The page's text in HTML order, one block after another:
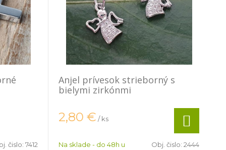
čislo: 7412
Anjel prívesok strieborný s
bielymi zirkónmi
2,80 € / ks
Na sklade - do 48h u
Obj. čislo: 2444